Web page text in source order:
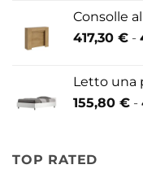
Consolle
417,30 € -
Letto una
155,80 € -
TOP RATED